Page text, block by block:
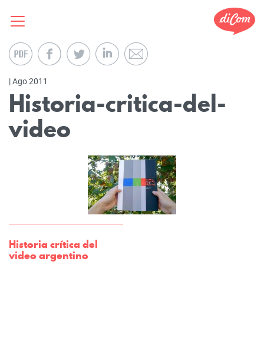
| Ago 2011
Historia-critica-del-
video
Historia crítica del
video argentino